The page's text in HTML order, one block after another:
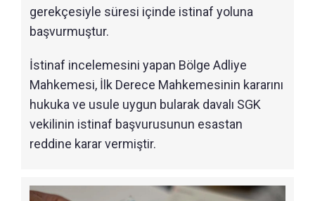
gerekçesiyle süresi içinde istinaf yoluna
başvurmuştur.
İstinaf incelemesini yapan Bölge Adliye
Mahkemesi, İlk Derece Mahkemesinin kararını
hukuka ve usule uygun bularak davalı SGK
vekilinin istinaf başvurusunun esastan
reddine karar vermiştir.